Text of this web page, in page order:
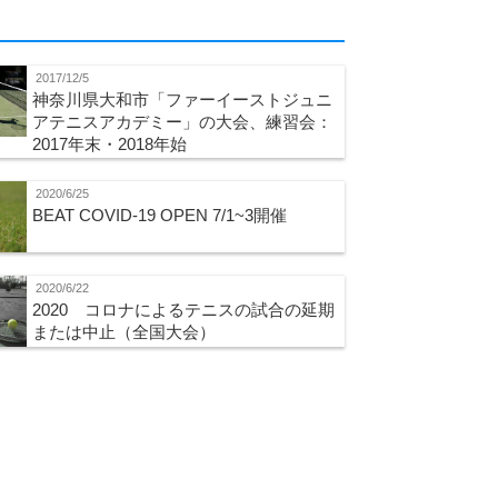
2017/12/5
神奈川県大和市「ファーイーストジュニ
アテニスアカデミー」の大会、練習会：
2017年末・2018年始
2020/6/25
BEAT COVID-19 OPEN 7/1~3開催
2020/6/22
2020 コロナによるテニスの試合の延期
または中止（全国大会）